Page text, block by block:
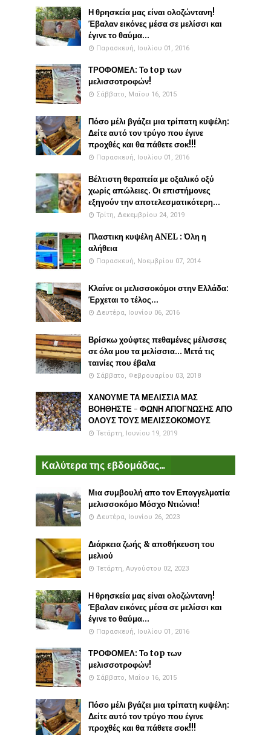
Η θρησκεία μας είναι ολοζώντανη!
Έβαλαν εικόνες μέσα σε μελίσσι και
έγινε το θαύμα...
Παρασκευή, Ιουλίου 01, 2016
ΤΡΟΦΟΜΕΛ: Το top των
μελισσοτροφών!
Σάββατο, Μαΐου 16, 2015
Πόσο μέλι βγάζει μια τρίπατη κυψέλη:
Δείτε αυτό τον τρύγο που έγινε
προχθές και θα πάθετε σοκ!!!
Παρασκευή, Ιουλίου 01, 2016
Βέλτιστη θεραπεία με οξαλικό οξύ
χωρίς απώλειες. Οι επιστήμονες
εξηγούν την αποτελεσματικότερη...
Τρίτη, Δεκεμβρίου 24, 2019
Πλαστικη κυψέλη ANEL : Όλη η
αλήθεια
Παρασκευή, Νοεμβρίου 07, 2014
Κλαίνε οι μελισσοκόμοι στην Ελλάδα:
Έρχεται το τέλος...
Δευτέρα, Ιουνίου 06, 2016
Βρίσκω χούφτες πεθαμένες μέλισσες
σε όλα μου τα μελίσσια... Μετά τις
ταινίες που έβαλα
Σάββατο, Φεβρουαρίου 03, 2018
ΧΑΝΟΥΜΕ ΤΑ ΜΕΛΙΣΣΙΑ ΜΑΣ
ΒΟΗΘΗΣΤΕ - ΦΩΝΗ ΑΠΟΓΝΩΣΗΣ ΑΠΟ
ΟΛΟΥΣ ΤΟΥΣ ΜΕΛΙΣΣΟΚΟΜΟΥΣ
Τετάρτη, Ιουνίου 19, 2019
Καλύτερα της εβδομάδας...
Μια συμβουλή απο τον Επαγγελματία
μελισσοκόμο Μόσχο Ντιώνια!
Δευτέρα, Ιουνίου 26, 2023
Διάρκεια ζωής & αποθήκευση του
μελιού
Τετάρτη, Αυγούστου 02, 2023
Η θρησκεία μας είναι ολοζώντανη!
Έβαλαν εικόνες μέσα σε μελίσσι και
έγινε το θαύμα...
Παρασκευή, Ιουλίου 01, 2016
ΤΡΟΦΟΜΕΛ: Το top των
μελισσοτροφών!
Σάββατο, Μαΐου 16, 2015
Πόσο μέλι βγάζει μια τρίπατη κυψέλη:
Δείτε αυτό τον τρύγο που έγινε
προχθές και θα πάθετε σοκ!!!